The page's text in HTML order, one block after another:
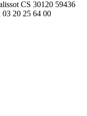
CS 30120 59436
20 25 64 00